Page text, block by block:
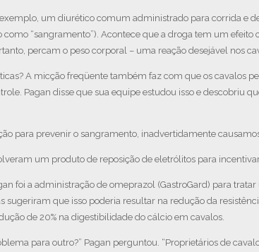
um diurético comum administrado para corrida e
“sangramento”). Acontece que a droga tem um
percam o peso corporal – uma reação desejável nos
A micção freqüente também faz com que os cavalos
Pagan disse que sua equipe estudou isso e descobriu
para prevenir o sangramento, inadvertidamente
um produto de reposição de eletrólitos para
foi a administração de omeprazol (GastroGard) para
sugeriram que isso poderia resultar na redução da
de 20% na digestibilidade do cálcio em cavalos.
para outro?” Pagan perguntou. “Proprietários de